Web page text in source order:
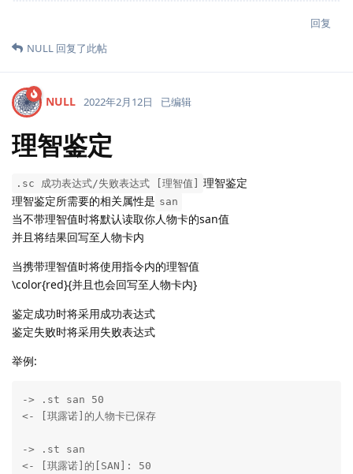
回复
NULL 回复了此帖
NULL 2022年2月12日 已编辑
理智鉴定
.sc 成功表达式/失败表达式 [理智值]
理智鉴定
理智鉴定所需要的相关属性是 san
当不带理智值时将默认读取你人物卡的san值
并且将结果回写至人物卡内
当携带理智值时将使用指令内的理智值
\color{red}{并且也会回写至人物卡内}
鉴定成功时将采用成功表达式
鉴定失败时将采用失败表达式
举例:
-> .st san 50
<- [琪露诺]的人物卡已保存
-> .st san
<- [琪露诺]的[SAN]: 50